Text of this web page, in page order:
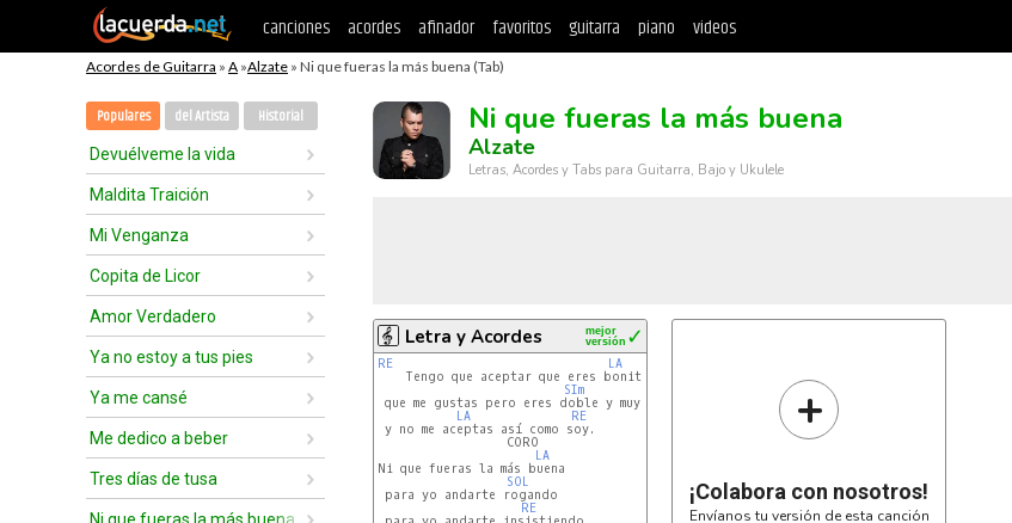
canciones acordes afinador favoritos guitarra piano videos
Acordes de Guitarra » A »Alzate » Ni que fueras la más buena (Tab)
Populares del Artista Historial
Devuélveme la vida
Maldita Traición
Mi Venganza
Copita de Licor
Amor Verdadero
Ya no estoy a tus pies
Ya me cansé
Me dedico a beber
Tres días de tusa
Ni que fueras la más buena
Alzate
Letras, Acordes y Tabs para Guitarra, Bajo y Ukulele
Letra y Acordes ✓
mejor
versión
RE
LA
    Tengo que aceptar que eres bonita
SIm
que me gustas pero eres doble y muy creída
LA
RE
y no me aceptas así como soy.
                  CORO
LA
Ni que fueras la más buena
SOL
para yo andarte rogando
RE
+
¡Colabora con nosotros!
Envíanos tu versión de esta canción